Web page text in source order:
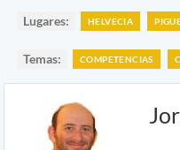
Lugares: HELVECIA
Temas: COMPETENCIAS